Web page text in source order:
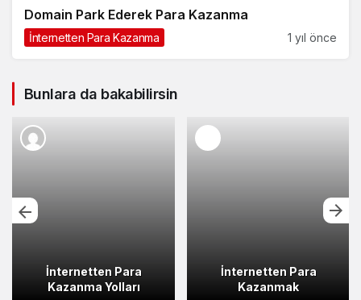
Domain Park Ederek Para Kazanma
İnternetten Para Kazanma 1 yıl önce
Bunlara da bakabilirsin
İnternetten Para
Kazanma Yolları
İnternetten Para
Kazanmak